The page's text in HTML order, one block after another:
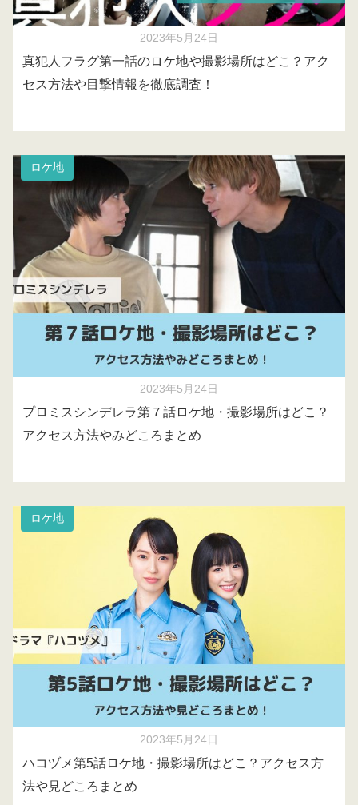
2023年5月24日
真犯人フラグ第一話のロケ地や撮影場所はどこ？アク
セス方法や目撃情報を徹底調査！
ロケ地
2023年5月24日
プロミスシンデレラ第７話ロケ地・撮影場所はどこ？
アクセス方法やみどころまとめ
ロケ地
2023年5月24日
ハコヅメ第5話ロケ地・撮影場所はどこ？アクセス方
法や見どころまとめ